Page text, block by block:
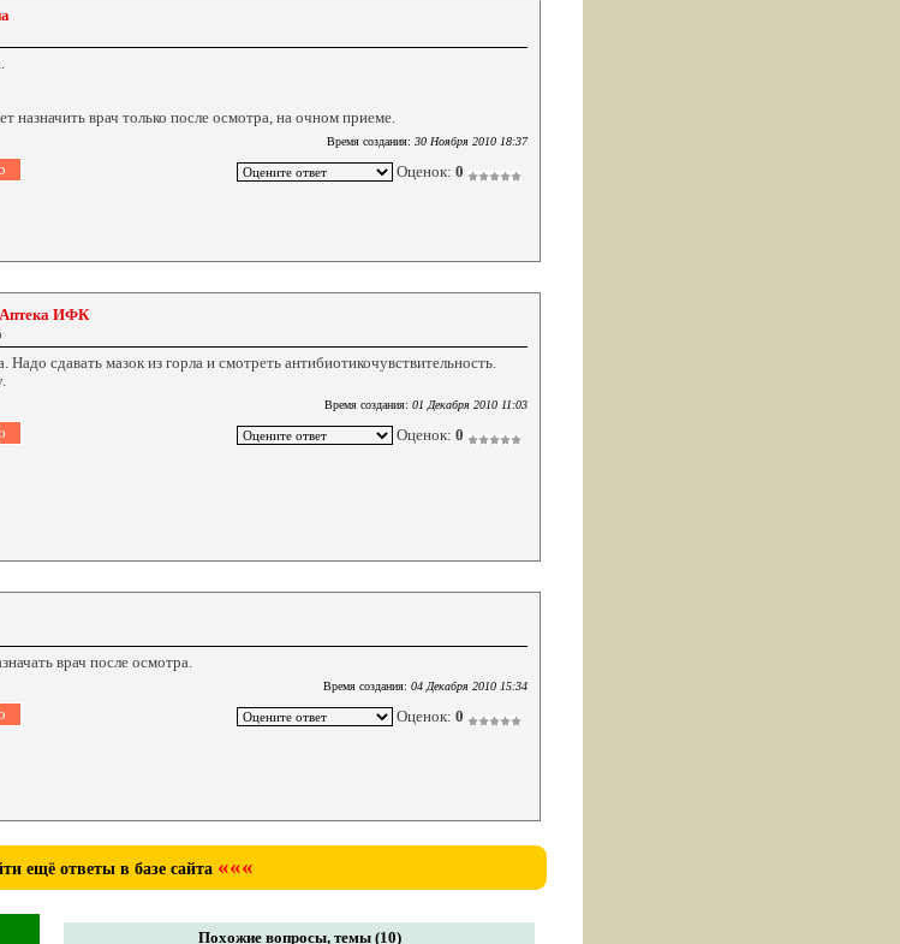
назначить врач только после осмотра, на очном приеме.
Время создания: 30 Ноября 2010 18:37
Оценок: 0
Аптека ИФК
Надо сдавать мазок из горла и смотреть антибиотикочувствительность.
Время создания: 01 Декабря 2010 11:03
Оценок: 0
врач после осмотра.
Время создания: 04 Декабря 2010 15:34
Оценок: 0
ещё ответы в базе сайта «««
Похожие вопросы, темы (10)